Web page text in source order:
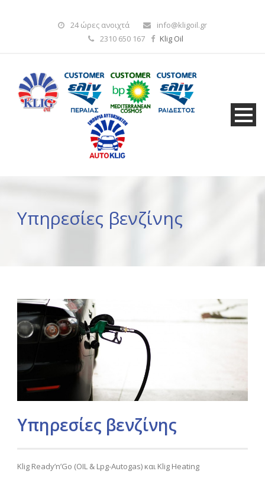
24 ώρες ανοιχτά
info@kligoil.gr
2310 650 167
Klig Oil
Υπηρεσίες βενζίνης
Υπηρεσίες βενζίνης
Klig Ready’n’Go (OIL & Lpg-Autogas) και Klig Heating